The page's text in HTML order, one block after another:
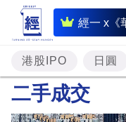
經一 x《
即
時
財
經
港股IPO 日圓
二手成交